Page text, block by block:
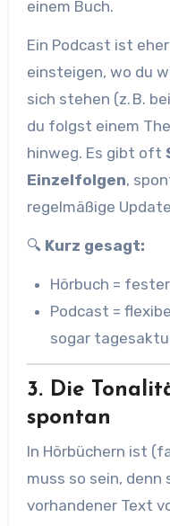
einem Buch.
Ein Podcast ist
einsteigen, wo du
sich stehen (z. B.
du folgst einem
hinweg. Es gibt oft
Einzelfolgen,
regelmäßige
🔍 Kurz gesagt:
Hörbuch =
Podcast =
sogar
3. Die
spontan
In Hörbüchern ist
muss so sein, denn
vorhandener Text